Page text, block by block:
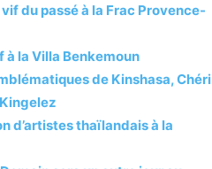
du passé à la Frac Provence-
à la Villa Benkemoun
de Kinshasa, Chéri
d’artistes thaïlandais à la